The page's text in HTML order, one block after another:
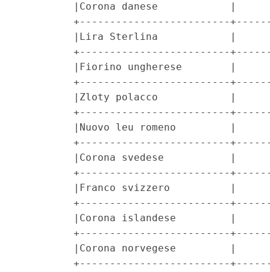
|Corona danese            |
+-------------------------
|Lira Sterlina            |
+-------------------------
|Fiorino ungherese        |
+-------------------------
|Zloty polacco            |
+-------------------------
|Nuovo leu romeno         |
+-------------------------
|Corona svedese           |
+-------------------------
|Franco svizzero          |
+-------------------------
|Corona islandese         |
+-------------------------
|Corona norvegese         |
+-------------------------